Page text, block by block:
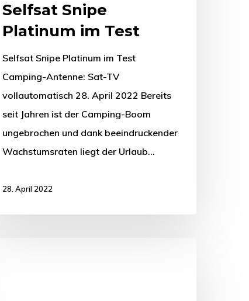
Selfsat Snipe
Platinum im Test
Selfsat Snipe Platinum im Test
Camping-Antenne: Sat-TV
vollautomatisch 28. April 2022 Bereits
seit Jahren ist der Camping-Boom
ungebrochen und dank beeindruckender
Wachstumsraten liegt der Urlaub…
28. April 2022